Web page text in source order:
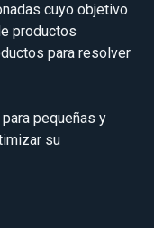
cuyo objetivo
productos
para resolver
pequeñas y
su